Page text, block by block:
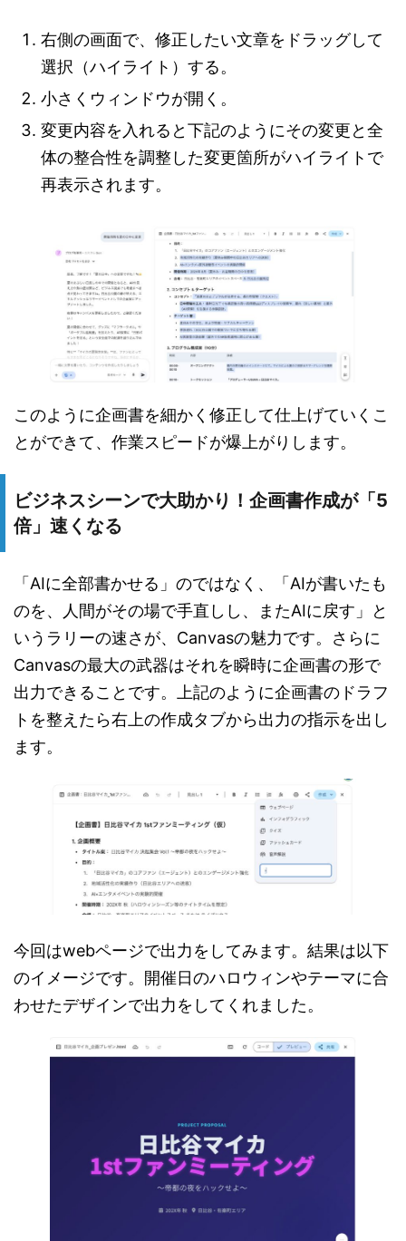
右側の画面で、修正したい文章をドラッグして
選択（ハイライト）する。
小さくウィンドウが開く。
変更内容を入れると下記のようにその変更と全
体の整合性を調整した変更箇所がハイライトで
再表示されます。
このように企画書を細かく修正して仕上げていくこ
とができて、作業スピードが爆上がりします。
ビジネスシーンで大助かり！企画書作成が「5
倍」速くなる
「AIに全部書かせる」のではなく、「AIが書いたも
のを、人間がその場で手直しし、またAIに戻す」と
いうラリーの速さが、Canvasの魅力です。さらに
Canvasの最大の武器はそれを瞬時に企画書の形で
出力できることです。上記のように企画書のドラフ
トを整えたら右上の作成タブから出力の指示を出し
ます。
今回はwebページで出力をしてみます。結果は以下
のイメージです。開催日のハロウィンやテーマに合
わせたデザインで出力をしてくれました。